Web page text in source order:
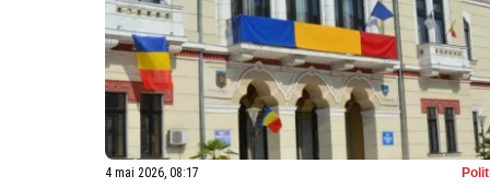
4 mai 2026, 08:17